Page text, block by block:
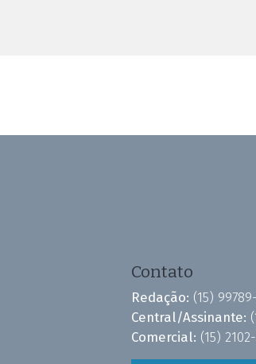
Contato
Redação: (15)
Central/Assinante:
Comercial: (15)